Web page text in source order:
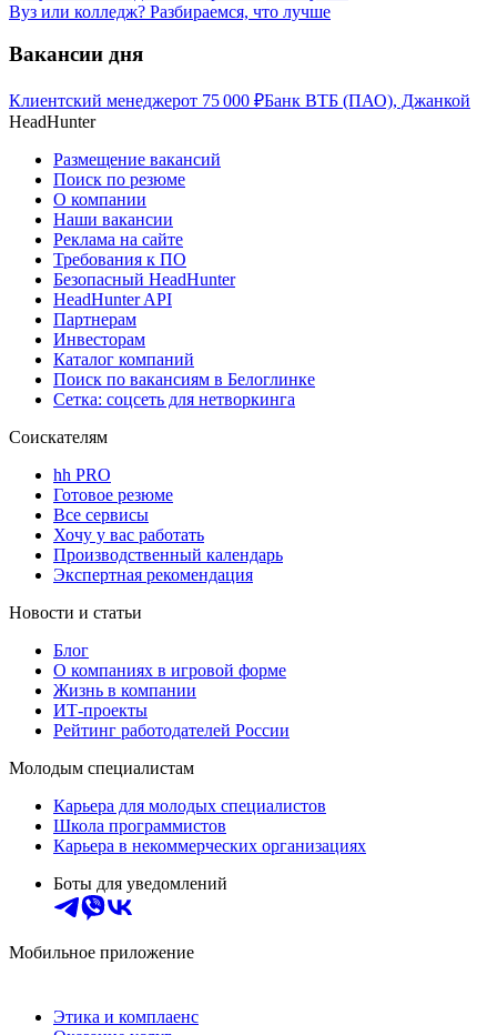
Вуз или колледж? Разбираемся, что лучше
Вакансии дня
Клиентский менеджерот 75 000 ₽Банк ВТБ (ПАО), Джанкой
HeadHunter
Размещение вакансий
Поиск по резюме
О компании
Наши вакансии
Реклама на сайте
Требования к ПО
Безопасный HeadHunter
HeadHunter API
Партнерам
Инвесторам
Каталог компаний
Поиск по вакансиям в Белоглинке
Сетка: соцсеть для нетворкинга
Соискателям
hh PRO
Готовое резюме
Все сервисы
Хочу у вас работать
Производственный календарь
Экспертная рекомендация
Новости и статьи
Блог
О компаниях в игровой форме
Жизнь в компании
ИТ-проекты
Рейтинг работодателей России
Молодым специалистам
Карьера для молодых специалистов
Школа программистов
Карьера в некоммерческих организациях
Боты для уведомлений
Мобильное приложение
Этика и комплаенс